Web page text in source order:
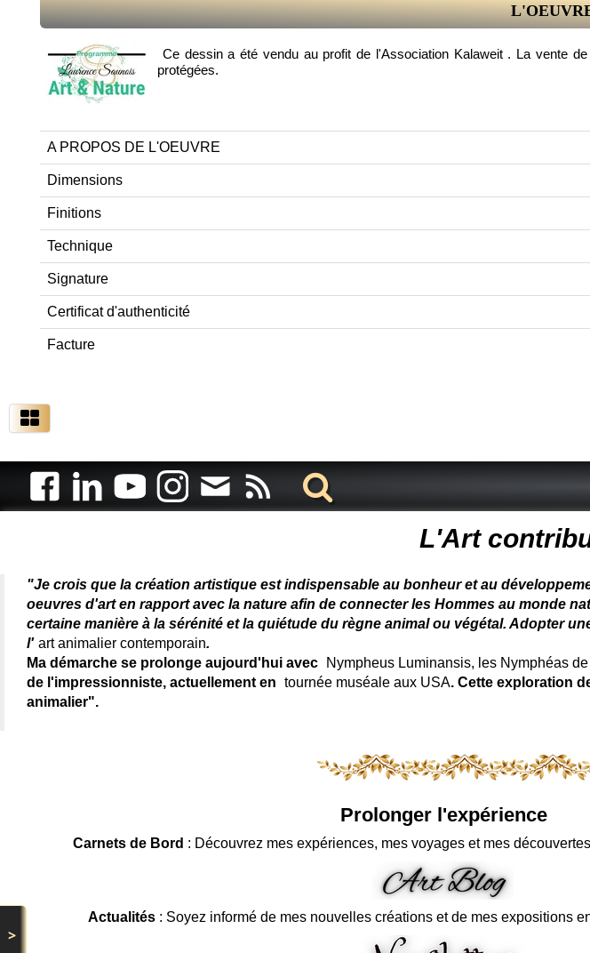
>
Ce dessin a été vendu au profit de l'Association Kalaweit . La vente
protégées.
A PROPOS DE L'OEUVRE
Dimensions
Finitions
Technique
Signature
Certificat d'authenticité
Facture
L'Art
"Je crois que la création artistique est indispensable au bonheur et au
oeuvres d'art en rapport avec la nature afin de connecter les Hommes au monde
certaine manière à la sérénité et la quiétude du règne animal ou végétal. Adopter
l' art animalier contemporain.
Ma démarche se prolonge aujourd'hui avec
Nympheus Luminansis, les Nymphéas
de l'impressionniste, actuellement en tournée muséale aux USA. Cette exploration
animalier".
Prolonger l'expérience
Carnets de Bord : Découvrez mes expériences, mes voyages et mes
Actualités: Soyez informé de mes nouvelles créations et de mes expositions